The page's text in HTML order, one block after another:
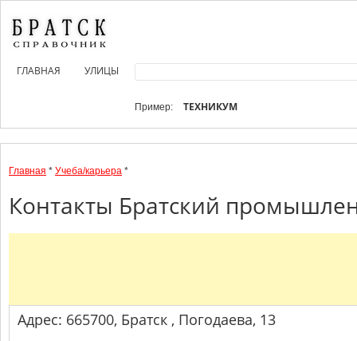
ГЛАВНАЯ УЛИЦЫ
Пример: ТЕХНИКУМ
Главная * Учеба/карьера *
Контакты Братский
Адрес: 665700, Братск , Погодаева, 13